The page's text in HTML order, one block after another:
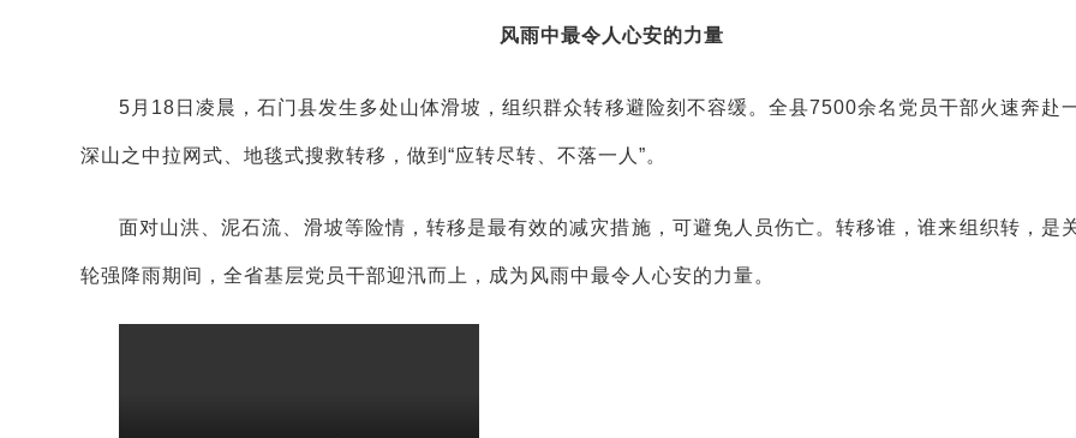
风雨中最令人心安的力量
5月18日凌晨，石门县发生多处山体滑坡，组织群众转移避险刻不容缓。全县7500余名党员干部火速奔赴
深山之中拉网式、地毯式搜救转移，做到“应转尽转、不落一人”。
面对山洪、泥石流、滑坡等险情，转移是最有效的减灾措施，可避免人员伤亡。转移谁，谁来组织转，是
轮强降雨期间，全省基层党员干部迎汛而上，成为风雨中最令人心安的力量。